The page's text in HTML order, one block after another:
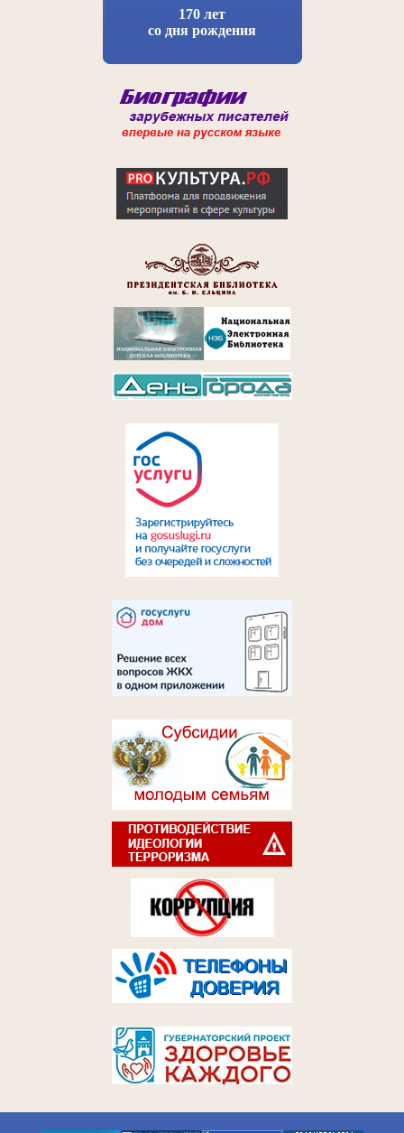
170 лет
со дня рождения